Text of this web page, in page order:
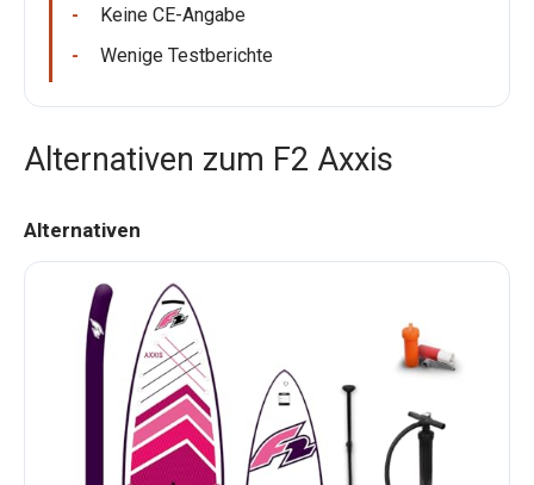
Keine CE-Angabe
Wenige Testberichte
Alternativen zum F2 Axxis
Alternativen